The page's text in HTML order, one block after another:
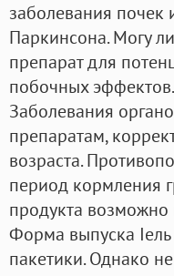
заболевания почек
Паркинсона. Могу
препарат для
побочных
Заболевания
препаратам,
возраста.
период кормления
продукта
Форма выпуска
пакетики. Однако